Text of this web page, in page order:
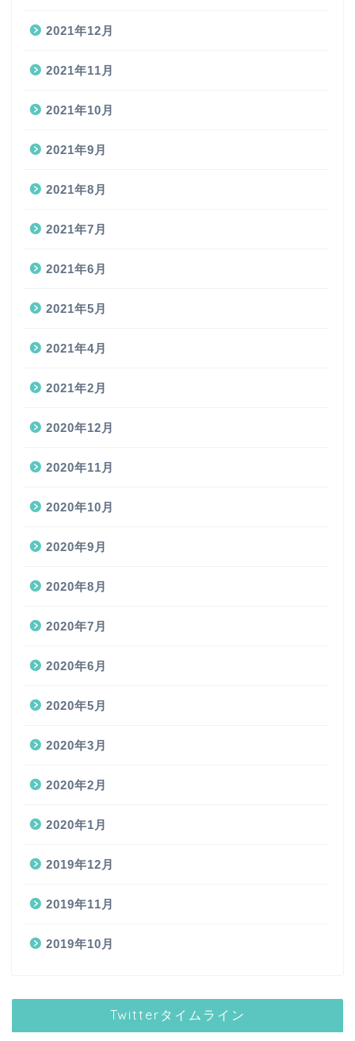
2021年12月
2021年11月
2021年10月
2021年9月
2021年8月
2021年7月
2021年6月
2021年5月
2021年4月
2021年2月
2020年12月
2020年11月
2020年10月
2020年9月
2020年8月
2020年7月
2020年6月
2020年5月
2020年3月
2020年2月
2020年1月
2019年12月
2019年11月
2019年10月
Twitterタイムライン